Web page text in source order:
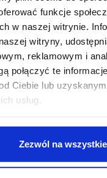
funkcje
w naszej witrynie.
witryny,
reklamowym i
połączyć te
Ciebie lub
usług.
Zezwól na wszystkie
907B-
kinkiet ścienny o
Novolux. Lampa w
kolorze czarnym. Na
jest żarówka E27
wymienić na
się w domu, w